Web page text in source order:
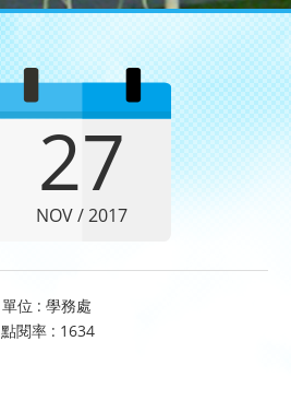
27
NOV / 2017
單位 : 學務處
點閱率 : 1634